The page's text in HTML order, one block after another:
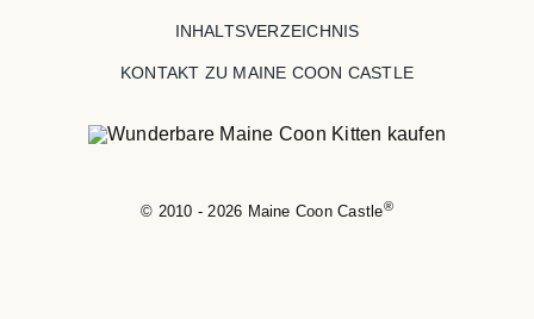
INHALTSVERZEICHNIS
KONTAKT ZU MAINE COON CASTLE
© 2010 - 2026 Maine Coon Castle®